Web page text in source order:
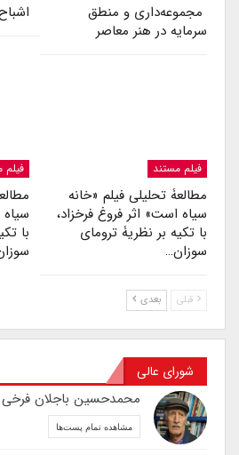
مجموعه‌داری و منطق
سرمایه در هنر معاصر
فیلم مستند
مطالعۀ تحلیلی فیلم «خانه
سیاه است» اثر فروغ فرخزاد،
با تکیه بر نظریۀ ترومای
سوزان…
فیلم
سیاه
با
سوزان…
قبلی بعدی
شورای عالی
محمدحسین باجلان فرخی
مشاهده تمام پست‌ها